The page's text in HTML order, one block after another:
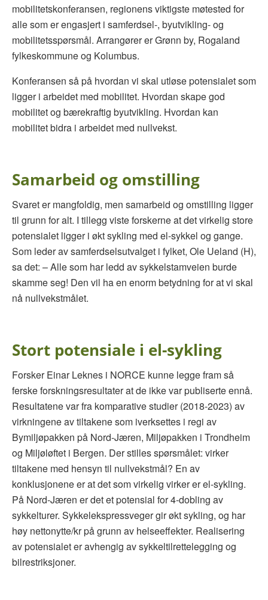
mobilitetskonferansen, regionens viktigste møtested for
alle som er engasjert i samferdsel-, byutvikling- og
mobilitetsspørsmål. Arrangører er Grønn by, Rogaland
fylkeskommune og Kolumbus.
Konferansen så på hvordan vi skal utløse potensialet som
ligger i arbeidet med mobilitet. Hvordan skape god
mobilitet og bærekraftig byutvikling. Hvordan kan
mobilitet bidra i arbeidet med nullvekst.
Samarbeid og omstilling
Svaret er mangfoldig, men samarbeid og omstilling ligger
til grunn for alt. I tillegg viste forskerne at det virkelig store
potensialet ligger i økt sykling med el-sykkel og gange.
Som leder av samferdselsutvalget i fylket, Ole Ueland (H),
sa det: – Alle som har ledd av sykkelstamveien burde
skamme seg! Den vil ha en enorm betydning for at vi skal
nå nullvekstmålet.
Stort potensiale i el-sykling
Forsker Einar Leknes i NORCE kunne legge fram så
ferske forskningsresultater at de ikke var publiserte ennå.
Resultatene var fra komparative studier (2018-2023) av
virkningene av tiltakene som iverksettes i regi av
Bymiljøpakken på Nord-Jæren, Miljøpakken i Trondheim
og Miljøløftet i Bergen. Der stilles spørsmålet: virker
tiltakene med hensyn til nullvekstmål? En av
konklusjonene er at det som virkelig virker er el-sykling.
På Nord-Jæren er det et potensial for 4-dobling av
sykkelturer. Sykkelekspressveger gir økt sykling, og har
høy nettonytte/kr på grunn av helseeffekter. Realisering
av potensialet er avhengig av sykkeltilrettelegging og
bilrestriksjoner.